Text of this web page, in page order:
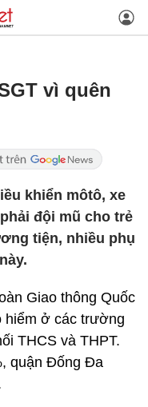
vì quên
khiển môtô, xe
đội mũ cho trẻ
tiện, nhiều phụ
Giao thông Quốc
hiểm ở các trường
THCS và THPT.
quận Đống Đa